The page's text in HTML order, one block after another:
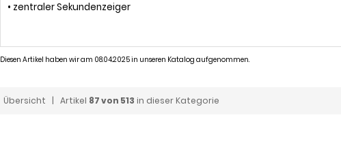
• zentraler Sekundenzeiger
Diesen Artikel haben wir am 08.04.2025 in unseren Katalog aufgenommen.
Übersicht | Artikel 87 von 513 in dieser Kategorie